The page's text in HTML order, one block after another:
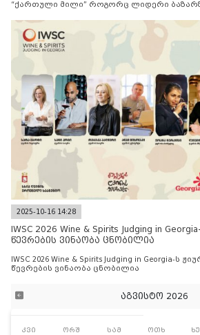
“ქართული მილი” როგორც ლიდერი
2025-10-16 14:28
IWSC 2026 Wine & Spirits Judging in
წევრების ვინაობა ცნობილია
IWSC 2026 Wine & Spirits Judging in Georgia-ს
წევრების ვინაობა ცნობილია
აგვისტო 2026
კვი ორშ სამ ოთხ